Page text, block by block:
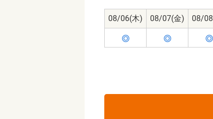
08/06(木) 08/07(金) 08/08